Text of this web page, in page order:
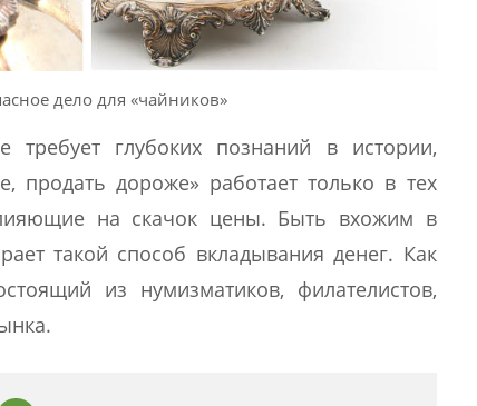
дело для «чайников»
требует глубоких познаний в истории,
продать дороже» работает только в тех
на скачок цены. Быть вхожим в
такой способ вкладывания денег. Как
из нумизматиков, филателистов,